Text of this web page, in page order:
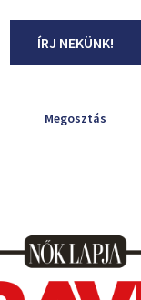
ÍRJ NEKÜNK!
Megosztás